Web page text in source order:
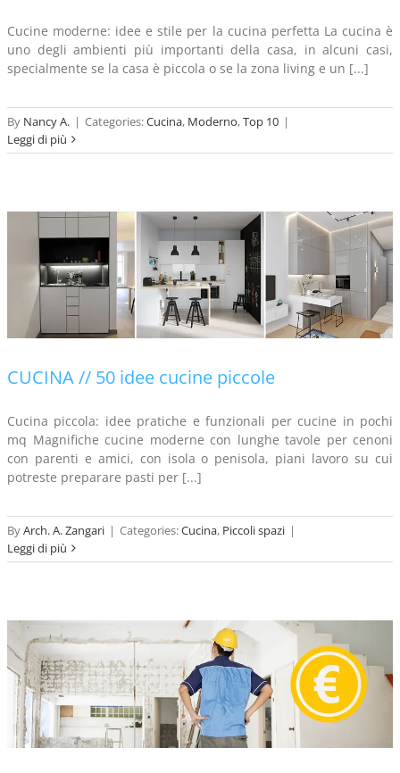
Cucine moderne: idee e stile per la cucina perfetta La cucina è
uno degli ambienti più importanti della casa, in alcuni casi,
specialmente se la casa è piccola o se la zona living e un [...]
By Nancy A. | Categories:Cucina, Moderno,Top 10 |
Leggi di più
CUCINA // 50 idee cucine piccole
Cucina piccola: idee pratiche e funzionali per cucine in pochi
mq Magnifiche cucine moderne con lunghe tavole per cenoni
con parenti e amici, con isola o penisola, piani lavoro su cui
potreste preparare pasti per [...]
ByArch. A. Zangari | Categories:Cucina, Piccoli spazi |
Leggi di più